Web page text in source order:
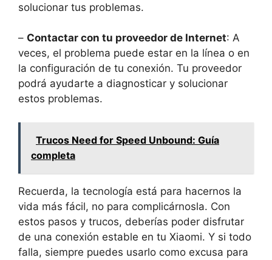
solucionar tus problemas.
– Contactar con tu proveedor de Internet: A
veces, el problema puede estar en la línea o en
la configuración de tu conexión. Tu proveedor
podrá ayudarte a diagnosticar y solucionar
estos problemas.
Trucos Need for Speed Unbound: Guía
completa
Recuerda, la tecnología está para hacernos la
vida más fácil, no para complicárnosla. Con
estos pasos y trucos, deberías poder disfrutar
de una conexión estable en tu Xiaomi. Y si todo
falla, siempre puedes usarlo como excusa para